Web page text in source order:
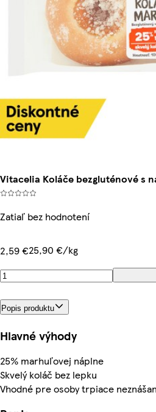
Vitacelia Koláče bezgluténové s
Zatiaľ bez hodnotení
2,59 €25,90 €/kg
Popis produktu
Hlavné výhody
25% marhuľovej náplne
Skvelý koláč bez lepku
Vhodné pre osoby trpiace